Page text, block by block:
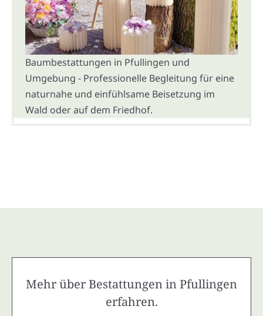
Baumbestattungen in Pfullingen und
Umgebung - Professionelle Begleitung für eine
naturnahe und einfühlsame Beisetzung im
Wald oder auf dem Friedhof.
Mehr über Bestattungen in Pfullingen
erfahren.